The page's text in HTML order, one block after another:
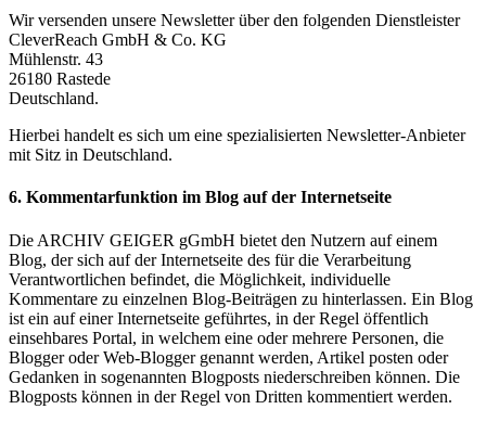
Wir versenden unsere Newsletter über den folgenden Dienstleister
CleverReach GmbH & Co. KG
Mühlenstr. 43
26180 Rastede
Deutschland.
Hierbei handelt es sich um eine spezialisierten Newsletter-Anbieter
mit Sitz in Deutschland.
6. Kommentarfunktion im Blog auf der Internetseite
Die ARCHIV GEIGER gGmbH bietet den Nutzern auf einem
Blog, der sich auf der Internetseite des für die Verarbeitung
Verantwortlichen befindet, die Möglichkeit, individuelle
Kommentare zu einzelnen Blog-Beiträgen zu hinterlassen. Ein Blog
ist ein auf einer Internetseite geführtes, in der Regel öffentlich
einsehbares Portal, in welchem eine oder mehrere Personen, die
Blogger oder Web-Blogger genannt werden, Artikel posten oder
Gedanken in sogenannten Blogposts niederschreiben können. Die
Blogposts können in der Regel von Dritten kommentiert werden.